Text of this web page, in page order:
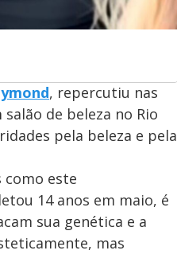
, repercutiu nas
de beleza no Rio
pela beleza e pela
como este
14 anos em maio, é
sua genética e a
mas